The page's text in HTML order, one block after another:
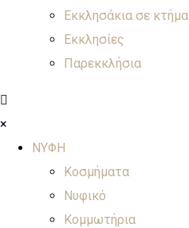
Εκκλησάκια σε κτήμα
Εκκλησίες
Παρεκκλήσια
×
ΝΥΦΗ
Κοσμήματα
Νυφικό
Κομμωτήρια